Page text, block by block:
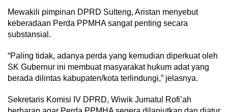
Mewakili pimpinan DPRD Sulteng, Aristan menyebut
keberadaan Perda PPMHA sangat penting secara
substansial.
“Paling tidak, adanya perda yang kemudian diperkuat oleh
SK Gubernur ini membuat masyarakat hukum adat yang
berada dilintas kabupaten/kota terlindungi,” jelasnya.
Sekretaris Komisi IV DPRD, Wiwik Jumatul Rofi’ah